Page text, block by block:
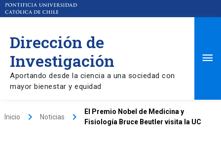
Dirección de
Investigación
Aportando desde la ciencia a una sociedad con
mayor bienestar y equidad
Inicio keyboard_arrow_right Noticias keyboard_arrow_right
El Premio Nobel de Medicina y
Fisiología Bruce Beutler visita la UC